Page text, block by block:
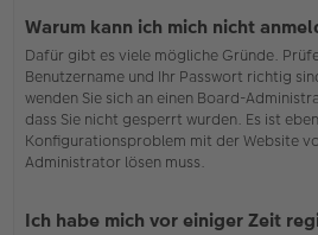
Warum kann ich mich nicht
Dafür gibt es viele mögliche Gründe.
Benutzername und Ihr Passwort richtig
wenden Sie sich an einen Board-
dass Sie nicht gesperrt wurden. Es ist
Konfigurationsproblem mit der Website
Administrator lösen muss.
Ich habe mich vor einiger Zeit